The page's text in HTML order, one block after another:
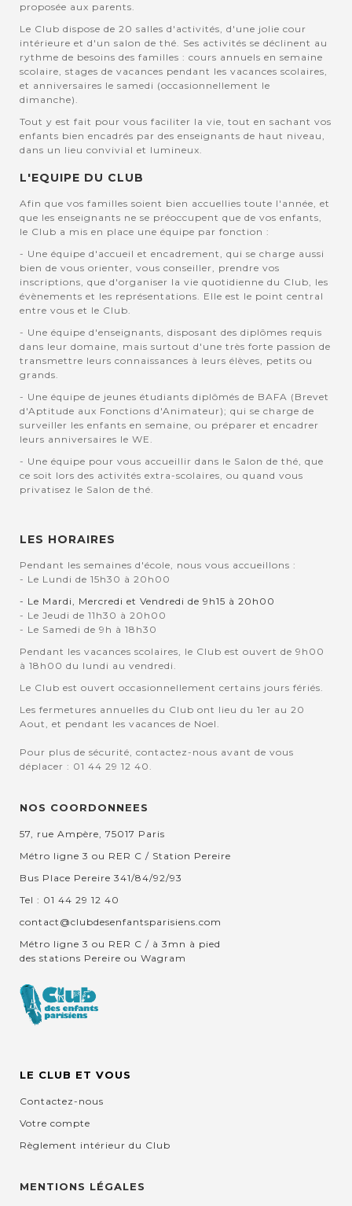
proposée aux parents.
Le Club dispose de 20 salles d'activités, d'une jolie cour
intérieure et d'un salon de thé. Ses activités se déclinent au
rythme de besoins des familles : cours annuels en semaine
scolaire, stages de vacances pendant les vacances scolaires,
et anniversaires le samedi (occasionnellement le
dimanche).
Tout y est fait pour vous faciliter la vie, tout en sachant vos
enfants bien encadrés par des enseignants de haut niveau,
dans un lieu convivial et lumineux.
L'EQUIPE DU CLUB
Afin que vos familles soient bien accuellies toute l'année, et
que les enseignants ne se préoccupent que de vos enfants,
le Club a mis en place une équipe par fonction :
- Une équipe d'accueil et encadrement, qui se charge aussi
bien de vous orienter, vous conseiller, prendre vos
inscriptions, que d'organiser la vie quotidienne du Club, les
évènements et les représentations. Elle est le point central
entre vous et le Club.
- Une équipe d'enseignants, disposant des diplômes requis
dans leur domaine, mais surtout d'une très forte passion de
transmettre leurs connaissances à leurs élèves, petits ou
grands.
- Une équipe de jeunes étudiants diplômés de BAFA (Brevet
d'Aptitude aux Fonctions d'Animateur); qui se charge de
surveiller les enfants en semaine, ou préparer et encadrer
leurs anniversaires le WE.
- Une équipe pour vous accueillir dans le Salon de thé, que
ce soit lors des activités extra-scolaires, ou quand vous
privatisez le Salon de thé.
LES HORAIRES
Pendant les semaines d'école, nous vous accueillons :
- Le Lundi de 15h30 à 20h00
- Le Mardi, Mercredi et Vendredi de 9h15 à 20h00
- Le Jeudi de 11h30 à 20h00
- Le Samedi de 9h à 18h30
Pendant les vacances scolaires, le Club est ouvert de 9h00
à 18h00 du lundi au vendredi.
Le Club est ouvert occasionnellement certains jours fériés.
Les fermetures annuelles du Club ont lieu du 1er au 20
Aout, et pendant les vacances de Noel.
Pour plus de sécurité, contactez-nous avant de vous
déplacer : 01 44 29 12 40.
NOS COORDONNEES
57, rue Ampère, 75017 Paris
Métro ligne 3 ou RER C / Station Pereire
Bus Place Pereire 341/84/92/93
Tel : 01 44 29 12 40
contact@clubdesenfantsparisiens.com
Métro ligne 3 ou RER C / à 3mn à pied
des stations Pereire ou Wagram
LE CLUB ET VOUS
Contactez-nous
Votre compte
Règlement intérieur du Club
MENTIONS LÉGALES